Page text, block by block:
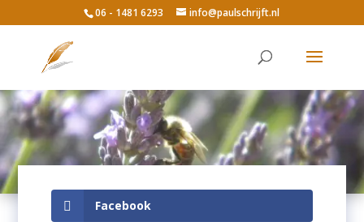
06 - 1481 6293 info@paulschrijft.nl
Facebook